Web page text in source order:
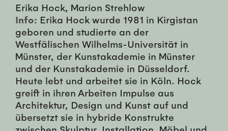
Erika Hock, Marion Strehlow
Info: Erika Hock wurde 1981 in Kirgistan
geboren und studierte an der
Westfälischen Wilhelms-Universität in
Münster, der Kunstakademie in Münster
und der Kunstakademie in Düsseldorf.
Heute lebt und arbeitet sie in Köln. Hock
greift in ihren Arbeiten Impulse aus
Architektur, Design und Kunst auf und
übersetzt sie in hybride Konstrukte